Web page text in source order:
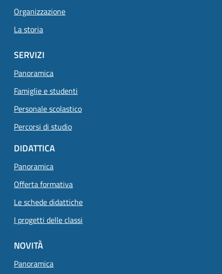
Organizzazione
La storia
SERVIZI
Panoramica
Famiglie e studenti
Personale scolastico
Percorsi di studio
DIDATTICA
Panoramica
Offerta formativa
Le schede didattiche
I progetti delle classi
NOVITÀ
Panoramica